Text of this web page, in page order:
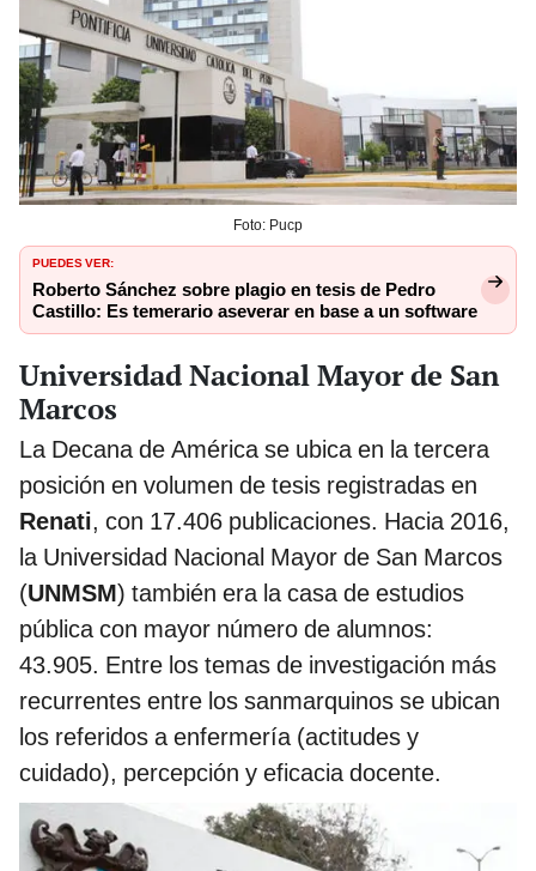
Foto: Pucp
PUEDES VER:
Roberto Sánchez sobre plagio en tesis de Pedro
Castillo: Es temerario aseverar en base a un software
Universidad Nacional Mayor de San
Marcos
La Decana de América se ubica en la tercera
posición en volumen de tesis registradas en
Renati, con 17.406 publicaciones. Hacia 2016,
la Universidad Nacional Mayor de San Marcos
(UNMSM) también era la casa de estudios
pública con mayor número de alumnos:
43.905. Entre los temas de investigación más
recurrentes entre los sanmarquinos se ubican
los referidos a enfermería (actitudes y
cuidado), percepción y eficacia docente.